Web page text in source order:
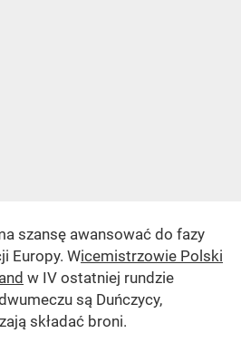
szansę awansować do fazy
Europy. Wicemistrzowie Polski
w IV ostatniej rundzie
są Duńczycy,
składać broni.